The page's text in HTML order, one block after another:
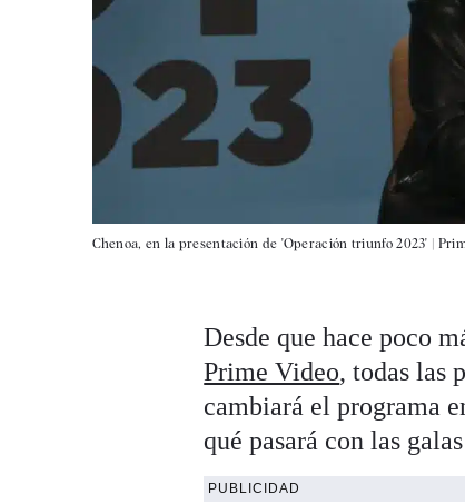
Chenoa, en la presentación de 'Operación triunfo 2023' |
Desde que hace poco
Prime Video, todas las
cambiará el programa
qué pasará con las
PUBLICIDAD